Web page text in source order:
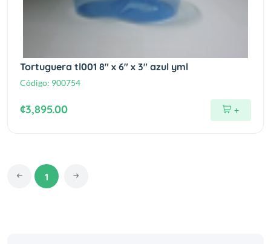
Tortuguera tl001 8" x 6" x 3" azul yml
Código: 900754
¢3,895.00 +
1